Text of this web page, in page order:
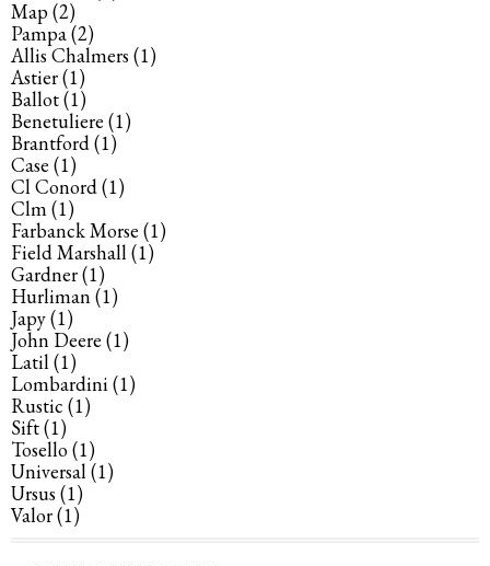
Map(2)
Pampa(2)
Allis Chalmers (1)
Astier(1)
Ballot(1)
Benetuliere (1)
Brantford(1)
Case (1)
Cl Conord(1)
Clm(1)
Farbanck Morse (1)
Field Marshall(1)
Gardner(1)
Hurliman(1)
Japy(1)
John Deere (1)
Latil(1)
Lombardini(1)
Rustic (1)
Sift(1)
Tosello(1)
Universal(1)
Ursus (1)
Valor(1)